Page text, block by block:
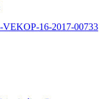
16-2017-00733